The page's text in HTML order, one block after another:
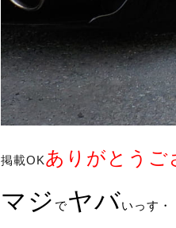
掲載OKありがとうご
マジ でヤバいっす・